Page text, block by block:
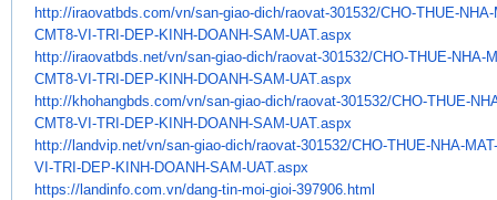
http://iraovatbds.com/vn/san-giao-dich/raovat-301532/CHO-THUE-
CMT8-VI-TRI-DEP-KINH-DOANH-SAM-UAT.aspx
http://iraovatbds.net/vn/san-giao-dich/raovat-301532/CHO-THUE-NHA-
CMT8-VI-TRI-DEP-KINH-DOANH-SAM-UAT.aspx
http://khohangbds.com/vn/san-giao-dich/raovat-301532/CHO-THUE-
CMT8-VI-TRI-DEP-KINH-DOANH-SAM-UAT.aspx
http://landvip.net/vn/san-giao-dich/raovat-301532/CHO-THUE-NHA-
VI-TRI-DEP-KINH-DOANH-SAM-UAT.aspx
https://landinfo.com.vn/dang-tin-moi-gioi-397906.html